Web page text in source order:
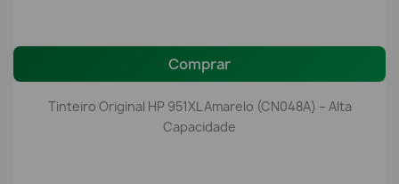
Comprar
Tinteiro Original HP 951XL Amarelo (CN048A) – Alta
Capacidade